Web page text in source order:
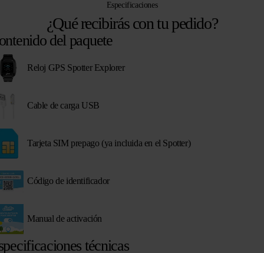
Especificaciones
¿Qué recibirás con tu pedido?
técnicas
del paquete
Reloj GPS Spotter Explorer
Cable de carga USB
Tarjeta SIM prepago (ya incluida en el Spotter)
Código de identificador
Manual de activación